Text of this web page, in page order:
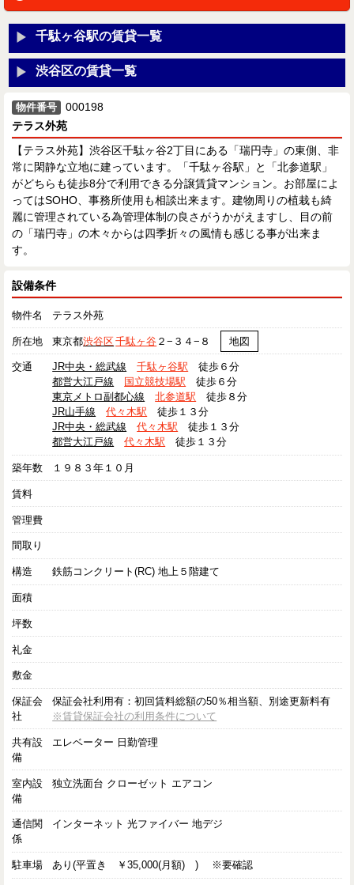
千駄ヶ谷駅の賃貸一覧
渋谷区の賃貸一覧
物件番号
000198
テラス外苑
【テラス外苑】渋谷区千駄ヶ谷2丁目にある「瑞円寺」の東側、非
常に閑静な立地に建っています。「千駄ヶ谷駅」と「北参道駅」
がどちらも徒歩8分で利用できる分譲賃貸マンション。お部屋によ
ってはSOHO、事務所使用も相談出来ます。建物周りの植栽も綺
麗に管理されている為管理体制の良さがうかがえますし、目の前
の「瑞円寺」の木々からは四季折々の風情も感じる事が出来ま
す。
設備条件
物件名 テラス外苑
所在地 東京都渋谷区千駄ヶ谷 ２−３４−８ 地図
交通 JR中央・総武線 千駄ヶ谷駅 徒歩６分
都営大江戸線
国立競技場駅 徒歩６分
東京メトロ副都心線
北参道駅 徒歩８分
JR山手線
代々木駅 徒歩１３分
JR中央・総武線
代々木駅 徒歩１３分
都営大江戸線
代々木駅 徒歩１３分
築年数 １９８３年１０月
賃料
管理費
間取り
構造 鉄筋コンクリート(RC) 地上５階建て
面積
坪数
礼金
敷金
保証会
社
保証会社利用有：初回賃料総額の50％相当額、別途更新料有
※賃貸保証会社の利用条件について
共有設
備
エレベーター 日勤管理
室内設
備
独立洗面台 クローゼット エアコン
通信関
係
インターネット 光ファイバー 地デジ
駐車場 あり(平置き ￥35,000(月額) ) ※要確認